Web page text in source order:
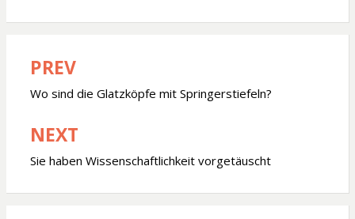
Beitragsnavigation
PREV
Wo sind die Glatzköpfe mit Springerstiefeln?
NEXT
Sie haben Wissenschaftlichkeit vorgetäuscht